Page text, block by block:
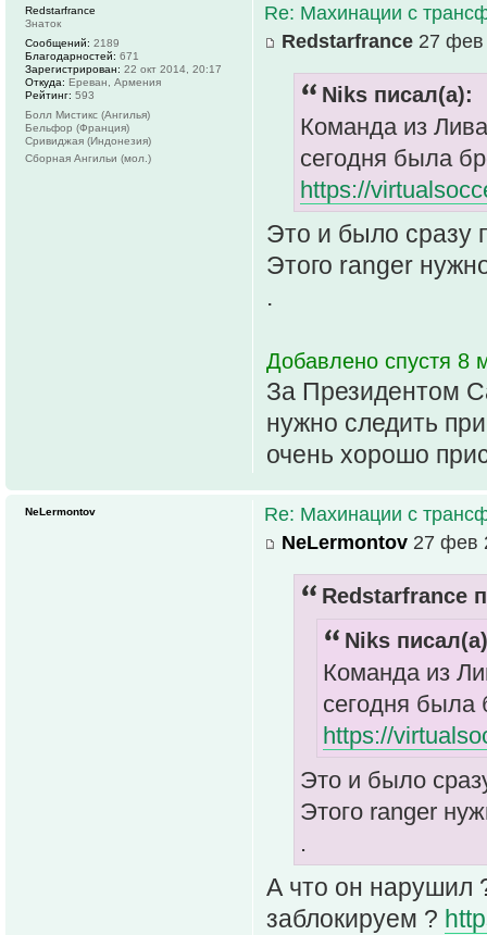
Re: Махинации с
Redstarfrance 27 фев
Niks писал(а):
Команда из
сегодня была
https://
Это и было сразу
Этого ranger
.
Добавлено спустя 8
За Президентом
нужно следить
очень хорошо
Redstarfrance
Знаток
Сообщений: 2189
Благодарностей: 671
Зарегистрирован: 22 окт 2014, 20:17
Откуда: Ереван, Армения
Рейтинг: 593
Болл Мистикс (Ангилья)
Бельфор (Франция)
Сривиджая (Индонезия)
Сборная Ангильи (мол.)
Re: Махинации с
NeLermontov 27 фев
Redstarfrance
Niks
Команда из
сегодня была
https://
Это и было
Этого ranger
.
А что он нарушил
заблокируем ?
NeLermontov